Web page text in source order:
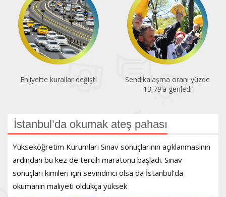
Sendikalaşma oranı yüzde
İlk altı ayda 150 kadın
öldürüldü
İstanbul’da okumak ateş pahası
Yükseköğretim Kurumları Sınav sonuçlarının açıklanmasının
ardından bu kez de tercih maratonu başladı. Sınav
sonuçları kimileri için sevindirici olsa da İstanbul’da
okumanın maliyeti oldukça yüksek